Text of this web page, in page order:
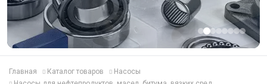
Главная Каталог товаров
Насосы